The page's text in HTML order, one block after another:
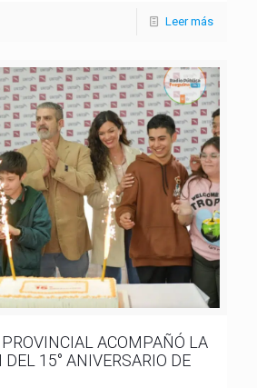
Leer más
ACOMPAÑÓ LA
DEL 15° ANIVERSARIO DE